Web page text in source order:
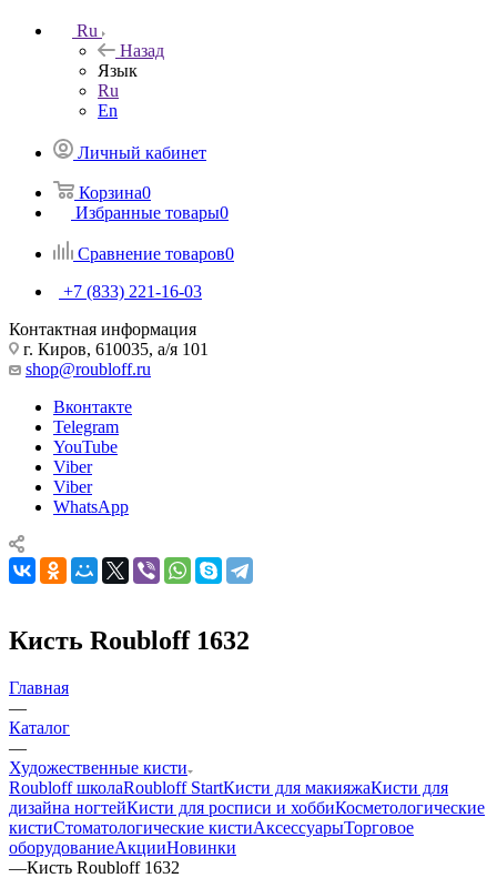
Ru
Назад
Язык
Ru
En
Личный кабинет
Корзина0
Избранные товары0
Сравнение товаров0
+7 (833) 221-16-03
Контактная информация
г. Киров, 610035, а/я 101
shop@roubloff.ru
Вконтакте
Telegram
YouTube
Viber
Viber
WhatsApp
Кисть Roubloff 1632
Главная
—
Каталог
—
Художественные кисти
Roubloff школаRoubloff StartКисти для макияжаКисти для
дизайна ногтейКисти для росписи и хоббиКосметологические
кистиСтоматологические кистиАксессуарыТорговое
оборудованиеАкцииНовинки
—Кисть Roubloff 1632